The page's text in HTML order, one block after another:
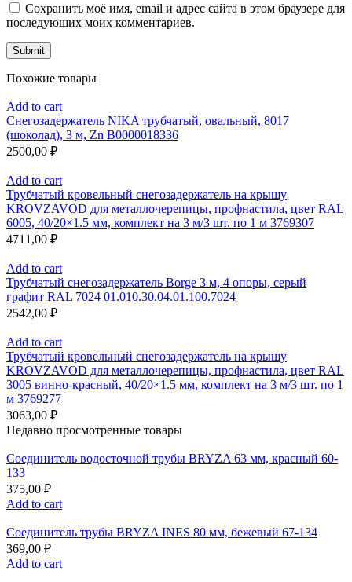
Сохранить моё имя, email и адрес сайта в этом браузере для
последующих моих комментариев.
Похожие товары
Add to cart
Снегозадержатель NIKA трубчатый, овальный, 8017
(шоколад), 3 м, Zn В0000018336
2500,00 ₽
Add to cart
Трубчатый кровельный снегозадержатель на крышу
KROVZAVOD для металлочерепицы, профнастила, цвет RAL
6005, 40/20×1.5 мм, комплект на 3 м/3 шт. по 1 м 3769307
4711,00 ₽
Add to cart
Трубчатый снегозадержатель Borge 3 м, 4 опоры, серый
графит RAL 7024 01.010.30.04.01.100.7024
2542,00 ₽
Add to cart
Трубчатый кровельный снегозадержатель на крышу
KROVZAVOD для металлочерепицы, профнастила, цвет RAL
3005 винно-красный, 40/20×1.5 мм, комплект на 3 м/3 шт. по 1
м 3769277
3063,00 ₽
Недавно просмотренные товары
Соединитель водосточной трубы BRYZA 63 мм, краcный 60-
133
375,00 ₽
Add to cart
Соединитель трубы BRYZA INES 80 мм, бежевый 67-134
369,00 ₽
Add to cart